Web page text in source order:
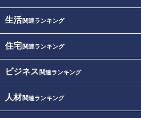
生活関連ランキング
住宅関連ランキング
ビジネス 関連ランキング
人材関連ランキング